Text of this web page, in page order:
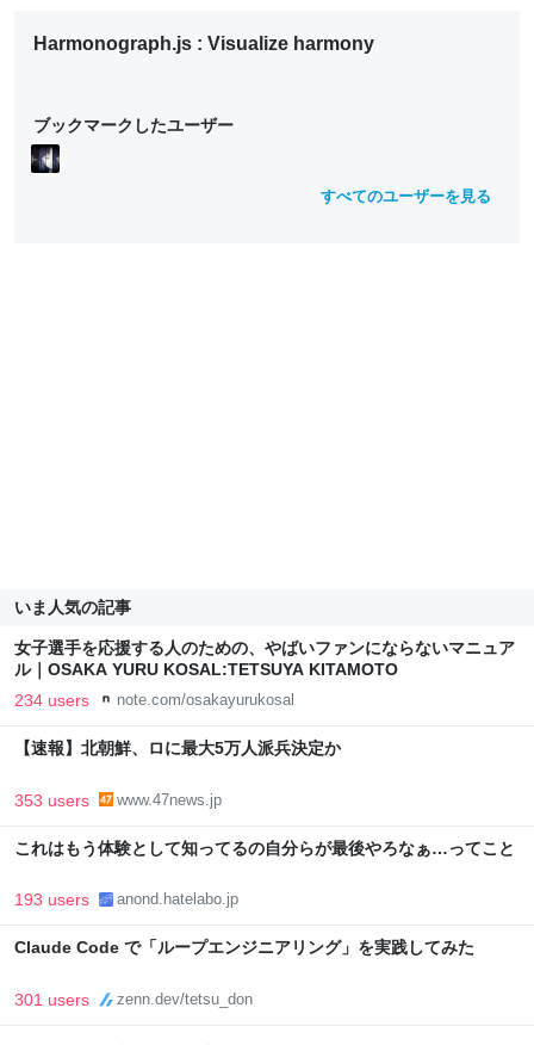
Harmonograph.js : Visualize harmony
ブックマークしたユーザー
すべてのユーザーを見る
いま人気の記事
女子選手を応援する人のための、やばいファンにならないマニュア
ル｜OSAKA YURU KOSAL:TETSUYA KITAMOTO
234 users note.com/osakayurukosal
【速報】北朝鮮、ロに最大5万人派兵決定か
353 users www.47news.jp
これはもう体験として知ってるの自分らが最後やろなぁ…ってこと
193 users anond.hatelabo.jp
Claude Code で「ループエンジニアリング」を実践してみた
301 users zenn.dev/tetsu_don